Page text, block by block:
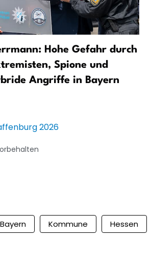
Hohe Gefahr durch
Spione und
Angriffe in Bayern
2026
Bayern Kommune Hessen